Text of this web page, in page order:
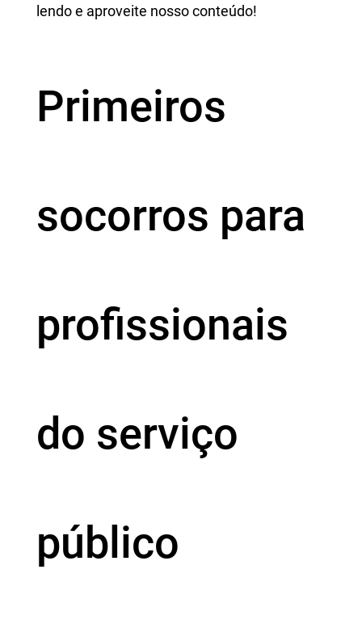
lendo e aproveite nosso conteúdo!
Primeiros
socorros para
profissionais
do serviço
público